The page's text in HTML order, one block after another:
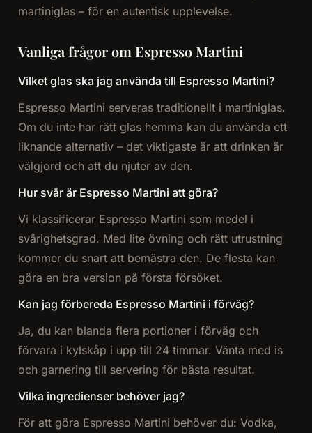
martiniglas – för en autentisk upplevelse.
Vanliga frågor om Espresso Martini
Vilket glas ska jag använda till Espresso Martini?
Espresso Martini serveras traditionellt i martiniglas.
Om du inte har rätt glas hemma kan du använda ett
liknande alternativ – det viktigaste är att drinken är
välgjord och att du njuter av den.
Hur svår är Espresso Martini att göra?
Vi klassificerar Espresso Martini som medel i
svårighetsgrad. Med lite övning och rätt utrustning
kommer du snart att bemästra den. De flesta kan
göra en bra version på första försöket.
Kan jag förbereda Espresso Martini i förväg?
Ja, du kan blanda flera portioner i förväg och
förvara i kylskåp i upp till 24 timmar. Vänta med is
och garnering till servering för bästa resultat.
Vilka ingredienser behöver jag?
För att göra Espresso Martini behöver du: Vodka,